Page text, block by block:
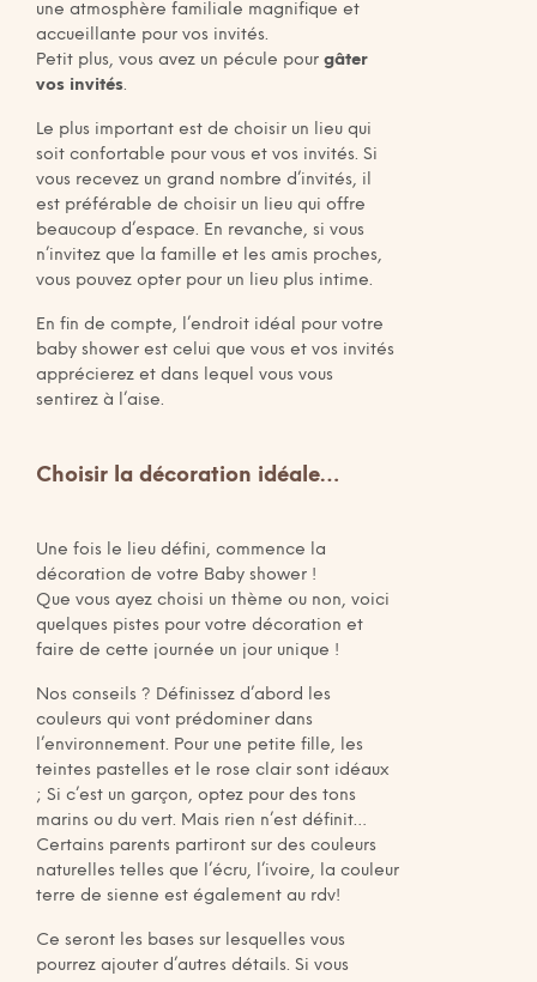
une atmosphère familiale magnifique et
accueillante pour vos invités.
Petit plus, vous avez un pécule pour gâter
vos invités.
Le plus important est de choisir un lieu qui
soit confortable pour vous et vos invités. Si
vous recevez un grand nombre d’invités, il
est préférable de choisir un lieu qui offre
beaucoup d’espace. En revanche, si vous
n’invitez que la famille et les amis proches,
vous pouvez opter pour un lieu plus intime.
En fin de compte, l’endroit idéal pour votre
baby shower est celui que vous et vos invités
apprécierez et dans lequel vous vous
sentirez à l’aise.
Choisir la décoration idéale…
Une fois le lieu défini, commence la
décoration de votre Baby shower !
Que vous ayez choisi un thème ou non, voici
quelques pistes pour votre décoration et
faire de cette journée un jour unique !
Nos conseils ? Définissez d’abord les
couleurs qui vont prédominer dans
l’environnement. Pour une petite fille, les
teintes pastelles et le rose clair sont idéaux
; Si c’est un garçon, optez pour des tons
marins ou du vert. Mais rien n’est définit…
Certains parents partiront sur des couleurs
naturelles telles que l’écru, l’ivoire, la couleur
terre de sienne est également au rdv!
Ce seront les bases sur lesquelles vous
pourrez ajouter d’autres détails. Si vous